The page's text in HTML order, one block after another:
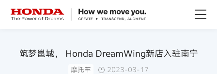
筑梦邕城， Honda DreamWing新店入驻南宁
摩托车 2023-03-17